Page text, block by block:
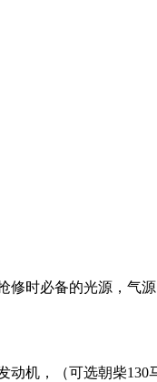
时必备的光源，气
，（可选朝柴130